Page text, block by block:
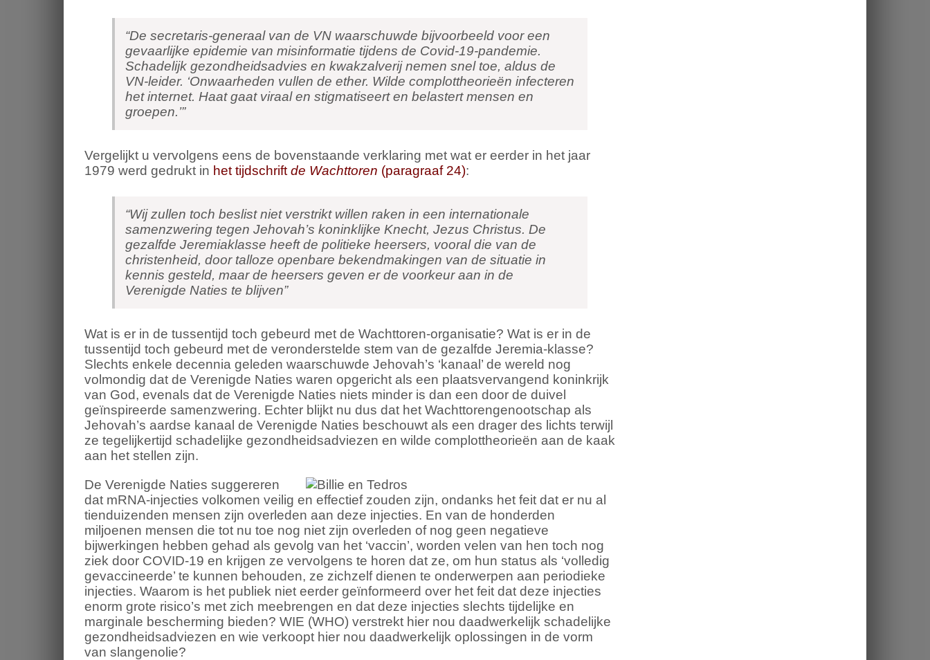
“De secretaris-generaal van de VN waarschuwde bijvoorbeeld voor een
gevaarlijke epidemie van misinformatie tijdens de Covid-19-pandemie.
Schadelijk gezondheidsadvies en kwakzalverij nemen snel toe, aldus de
VN-leider. ‘Onwaarheden vullen de ether. Wilde complottheorieën infecteren
het internet. Haat gaat viraal en stigmatiseert en belastert mensen en
groepen.’”
Vergelijkt u vervolgens eens de bovenstaande verklaring met wat er eerder in het jaar
1979 werd gedrukt in het tijdschrift de Wachttoren (paragraaf 24):
“Wij zullen toch beslist niet verstrikt willen raken in een internationale
samenzwering tegen Jehovah’s koninklijke Knecht, Jezus Christus. De
gezalfde Jeremiaklasse heeft de politieke heersers, vooral die van de
christenheid, door talloze openbare bekendmakingen van de situatie in
kennis gesteld, maar de heersers geven er de voorkeur aan in de
Verenigde Naties te blijven”
Wat is er in de tussentijd toch gebeurd met de Wachttoren-organisatie? Wat is er in de
tussentijd toch gebeurd met de veronderstelde stem van de gezalfde Jeremia-klasse?
Slechts enkele decennia geleden waarschuwde Jehovah’s ‘kanaal’ de wereld nog
volmondig dat de Verenigde Naties waren opgericht als een plaatsvervangend koninkrijk
van God, evenals dat de Verenigde Naties niets minder is dan een door de duivel
geïnspireerde samenzwering. Echter blijkt nu dus dat het Wachttorengenootschap als
Jehovah’s aardse kanaal de Verenigde Naties beschouwt als een drager des lichts terwijl
ze tegelijkertijd schadelijke gezondheidsadviezen en wilde complottheorieën aan de kaak
aan het stellen zijn.
De Verenigde Naties suggereren
dat mRNA-injecties volkomen veilig en effectief zouden zijn, ondanks het feit dat er nu al
tienduizenden mensen zijn overleden aan deze injecties. En van de honderden
miljoenen mensen die tot nu toe nog niet zijn overleden of nog geen negatieve
bijwerkingen hebben gehad als gevolg van het ‘vaccin’, worden velen van hen toch nog
ziek door COVID-19 en krijgen ze vervolgens te horen dat ze, om hun status als ‘volledig
gevaccineerde’ te kunnen behouden, ze zichzelf dienen te onderwerpen aan periodieke
injecties. Waarom is het publiek niet eerder geïnformeerd over het feit dat deze injecties
enorm grote risico’s met zich meebrengen en dat deze injecties slechts tijdelijke en
marginale bescherming bieden? WIE (WHO) verstrekt hier nou daadwerkelijk schadelijke
gezondheidsadviezen en wie verkoopt hier nou daadwerkelijk oplossingen in de vorm
van slangenolie?